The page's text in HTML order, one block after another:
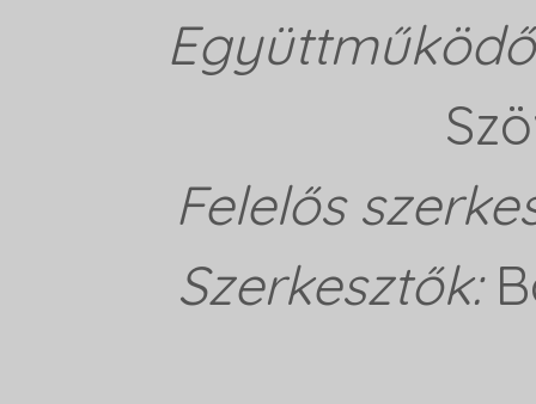
Felelős
Szerkesztők: